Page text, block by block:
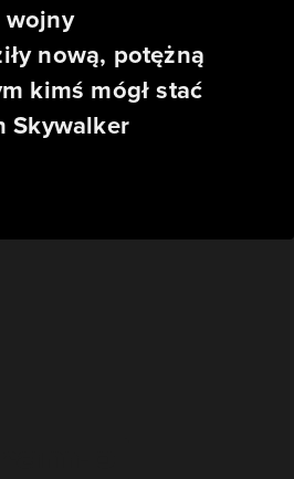
wojny
nową, potężną
kimś mógł stać
Skywalker